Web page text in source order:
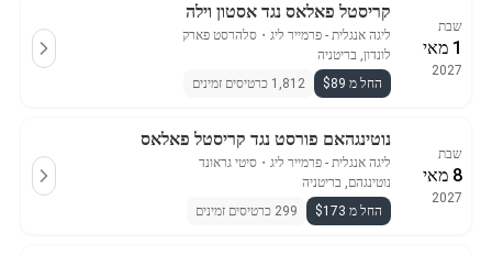
שבת
1 מאי
2027
קריסטל פאלאס נגד אסטון וילה
ליגה אנגלית - פרמייר ליג ・ סלהרסט פארק
לונדון, בריטניה
החל מ $89
1,812 כרטיסים זמינים
שבת
8 מאי
2027
נוטינגהאם פורסט נגד קריסטל פאלאס
ליגה אנגלית - פרמייר ליג ・ סיטי גראונד
נוטינגהם, בריטניה
החל מ $173
299 כרטיסים זמינים